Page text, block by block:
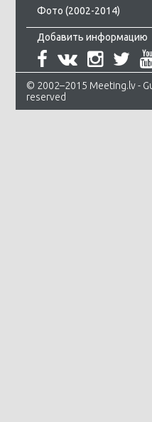
Фото (2002-2014)
Добавить информацию
© 2002–2015 Meeting.lv -
reserved